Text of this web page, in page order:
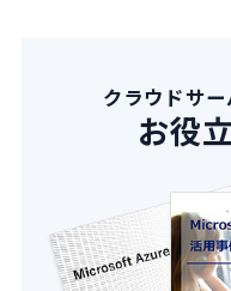
クラウドサ
お役